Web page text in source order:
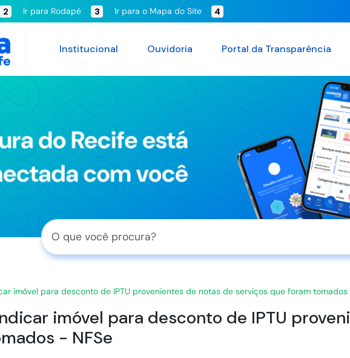
2 Ir para Rodapé 3 Ir para o Mapa do Site 4
Institucional Ouvidoria Portal da Transparência
imóvel para desconto de IPTU provenientes de notas de serviços que foram tomados
imóvel para desconto de IPTU
- NFSe